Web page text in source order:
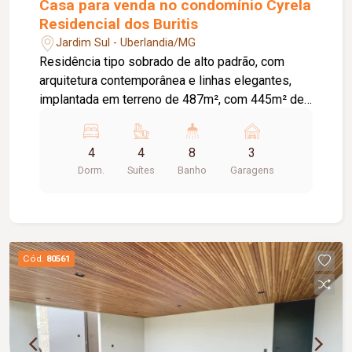
Casa para venda no condomínio Cyrela
Residencial dos Buritis
Jardim Sul - Uberlandia/MG
Residência tipo sobrado de alto padrão, com
arquitetura contemporânea e linhas elegantes,
implantada em terreno de 487m², com 445m² de
em dois pavimentos. O projeto foi
cuidadosamente concebido para oferecer
conforto, funcionalidade, sofisticação e
preservação ambiental (APP), que proporciona
privacidade e integração com a natureza.
PAVIMENTO SUPERIOR | ÁREA ÍNTIMA Área
reservada ao descanso e privacidade, composta
por: 04 suítes, todas com closet, sendo 01 suíte
master; Piso vinílico de alto desempenho, com
4
Dorm.
4
Suítes
8
Banho
3
Garagens
Cód. 80561